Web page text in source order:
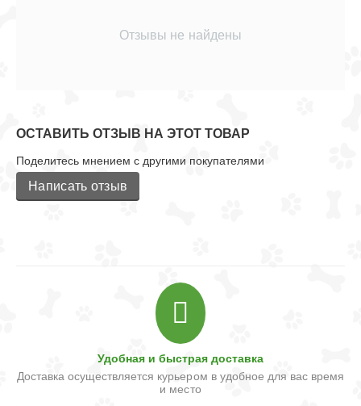
Отзывы не найдены
ОСТАВИТЬ ОТЗЫВ НА ЭТОТ ТОВАР
Поделитесь мнением с другими покупателями
Написать отзыв
Удобная и быстрая доставка
Доставка осуществляется курьером в удобное для вас время
и место